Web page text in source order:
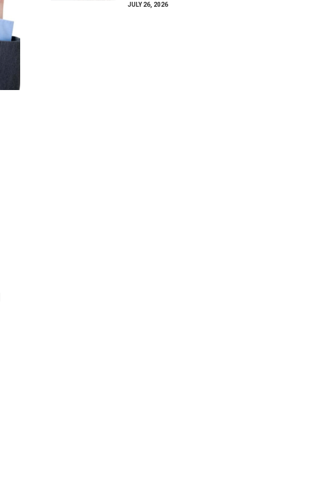
JULY 26, 2026